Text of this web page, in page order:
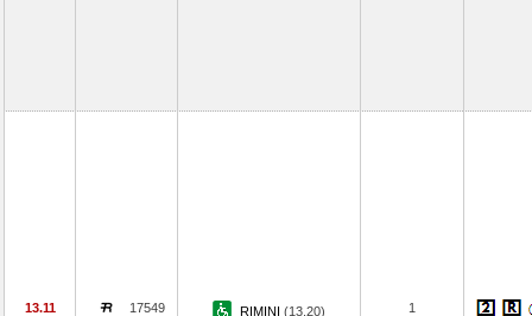
13.11 17549 RIMINI (13.20) 1